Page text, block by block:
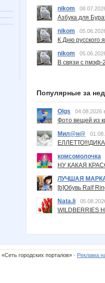
nikom
Азбука для
nikom
К Дню русского
nikom
В связи с пмэф-
Популярные за
Olgs 04.08.2026
Фото вещей из
Мил@н@
комсомолочка
НУ КАКАЯ
ЛУЧШАЯ
[b]Обувь Ralf
Nata.li
городских порталов» · Реклама